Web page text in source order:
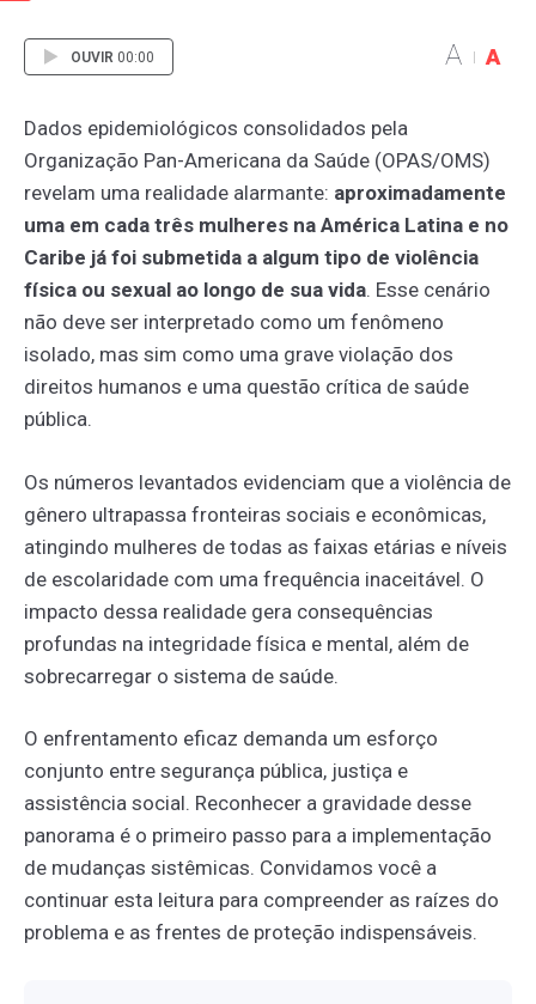
OUVIR 00:00 A A
Dados epidemiológicos consolidados pela
Organização Pan-Americana da Saúde (OPAS/OMS)
revelam uma realidade alarmante: aproximadamente
uma em cada três mulheres na América Latina e no
Caribe já foi submetida a algum tipo de violência
física ou sexual ao longo de sua vida. Esse cenário
não deve ser interpretado como um fenômeno
isolado, mas sim como uma grave violação dos
direitos humanos e uma questão crítica de saúde
pública.
Os números levantados evidenciam que a violência de
gênero ultrapassa fronteiras sociais e econômicas,
atingindo mulheres de todas as faixas etárias e níveis
de escolaridade com uma frequência inaceitável. O
impacto dessa realidade gera consequências
profundas na integridade física e mental, além de
sobrecarregar o sistema de saúde.
O enfrentamento eficaz demanda um esforço
conjunto entre segurança pública, justiça e
assistência social. Reconhecer a gravidade desse
panorama é o primeiro passo para a implementação
de mudanças sistêmicas. Convidamos você a
continuar esta leitura para compreender as raízes do
problema e as frentes de proteção indispensáveis.